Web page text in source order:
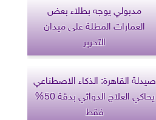
مدبولي يوجه بطلاء بعض
العمارات المطلة على ميدان
التحرير
صيدلة القاهرة: الذكاء الاصطناعي
يحاكي العلاج الدوائي بدقة 50%
فقط